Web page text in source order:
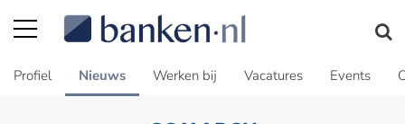
Profiel Nieuws Werken bij Vacatures Events